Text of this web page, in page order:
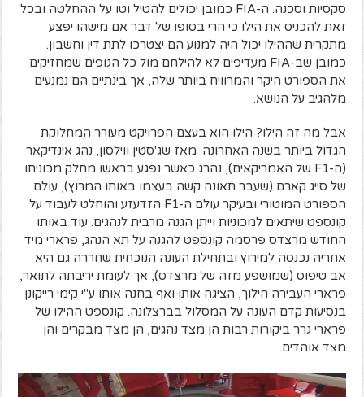
סקסיות וסכנה. ה-FIA כמובן יכולים להטיל וטו על ההחלטה ובכל
זאת להכניס את הילו כי הרי בסופו של דבר אם מישהו יפצע
מתקרית שההילו יכול היה למנוע הם יצטרכו לתת דין וחשבון.
כמובן שב-FIA מעדיפים לא להילחם מול כל הגופים שמחזיקים
את הספורט היקר והמרוויח ביותר שלה, אך בינתיים הם נמנעים
מלהגיב על הנושא.
אבל מה זה הילו? הילו הוא בעצם הפרויקט מעורר המחלוקת
הגדול ביותר בשנה האחרונה. מאז שג'סטין ווילסון, נהג אינדיקאר
(ה-F1 של האמריקאים), נהרג כאשר נפגע בראשו מחלק מכוניתו
של סייג קארם (שעבר תאונה קשה בעצמו באותו המרוץ), עולם
הספורט המוטורי ובעיקר עולם ה-F1 הזדעזע והוחלט לעבוד על
קונספט שיתאים למכוניות וייתן הגנה מרבית לנהגים. עוד באותו
החודש מרצדס פרסמה קונספט להגנה על תא הנהג, פרארי מיד
אחריה נכנסה למירוץ ובתחילת העונה הנוכחית שחררה גם היא
אב טיפוס (שמושפע מזה של מרצדס), אך לעומת יריבתה לתואר,
פרארי העבירה הילוך, הציגה אותו ואף בחנה אותו ע"י קימי רייקונן
בנסיעות קדם העונה על המסלול בברצלונה. קונספט ההילו של
פרארי גרר ביקורות רבות הן מצד נהגים, הן מצד מבקרים והן
מצד אוהדים.